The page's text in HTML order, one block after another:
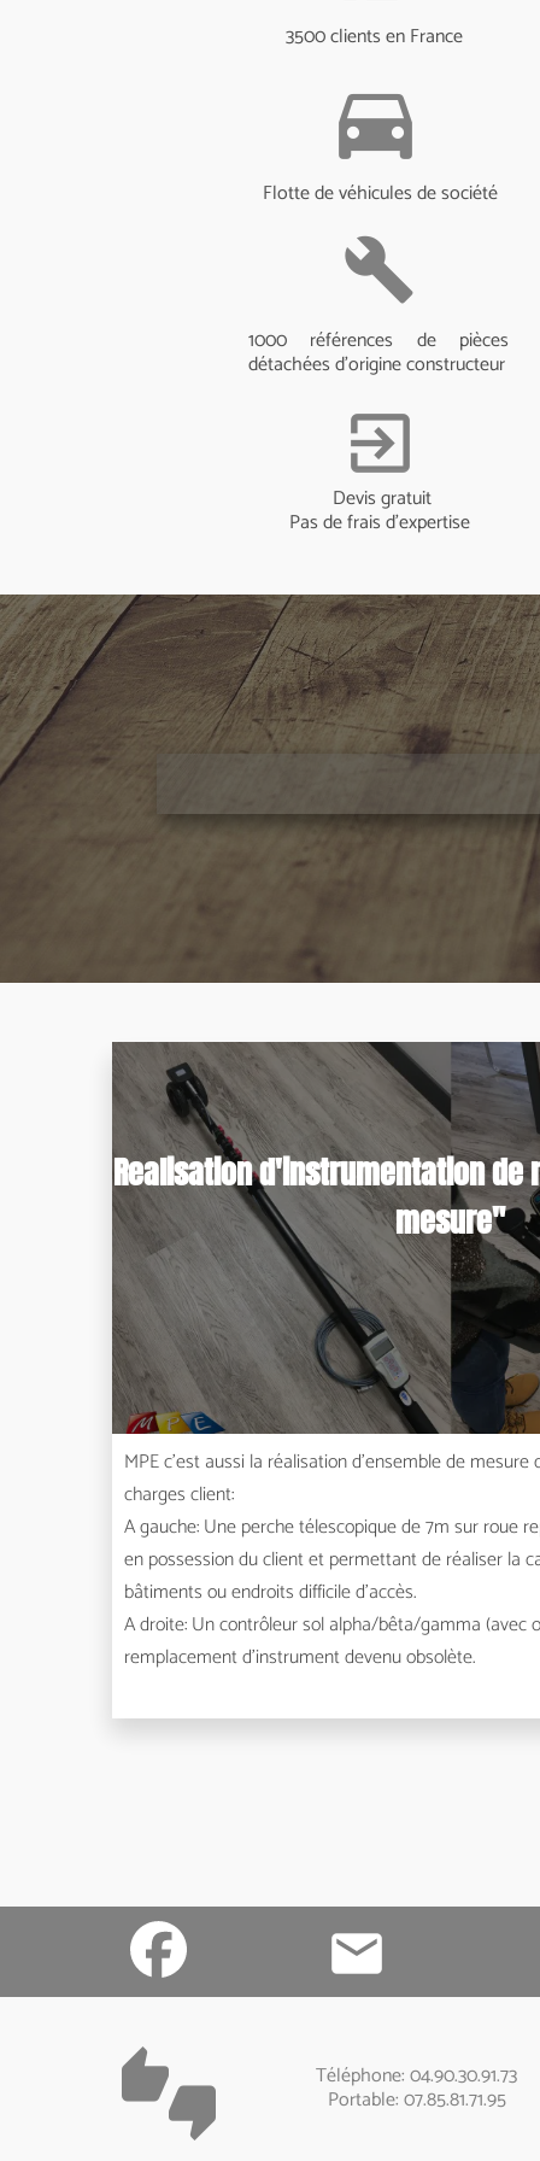
Téléphone: 04.90.30.91.73
Portable: 07.85.81.71.95
local_post_office
thumbs_up_down
3500 clients en France
directions_car
Flotte de véhicules de société
build
1000 références de pièces
détachées d'origine constructeur
exit_to_app
Devis gratuit
Pas de frais d'expertise
Realisation d'instrumentation
mesure"
MPE c'est aussi la réalisation d'ensemble de
charges client:
A gauche: Une perche télescopique de 7m sur roue
en possession du client et permettant de réaliser la
bâtiments ou endroits difficile d'accès.
A droite: Un contrôleur sol alpha/bêta/gamma (avec
remplacement d'instrument devenu obsolète.